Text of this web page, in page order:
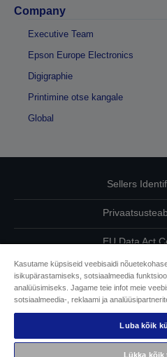
Company
Executive Team
Epson Europe Electronics
Digigraphie
Printimine otse kangale
Global
Sellers
EU Data Act
Võtke meiega oma
Cookie
Epsoni pühendumine
Kasutame küpsiseid veebisaidi
isikupärastamiseks, sotsiaalmeedia
analüüsimiseks. Jagame teie infot meie
sotsiaalmeedia-, reklaami ja
Luba kõik
Lükka kõik